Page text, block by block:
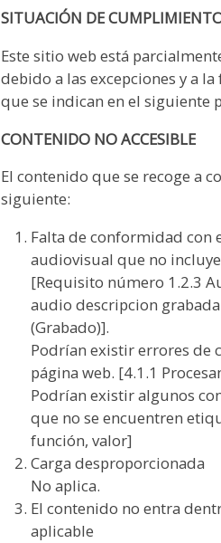
SITUACIÓN DE
Este sitio web está
debido a las excepciones y a
que se indican en el siguiente
CONTENIDO NO ACCESIBLE
El contenido que se recoge a
siguiente:
Falta de conformidad con
audiovisual que no
[Requisito número 1.2.3
audio descripcion
(Grabado)].
Podrían existir errores de
página web. [4.1.1
Podrían existir algunos
que no se encuentren
función, valor]
Carga desproporcionada
No aplica.
El contenido no entra
aplicable